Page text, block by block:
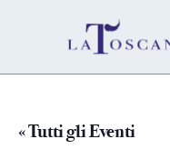
« Tutti gli Eventi